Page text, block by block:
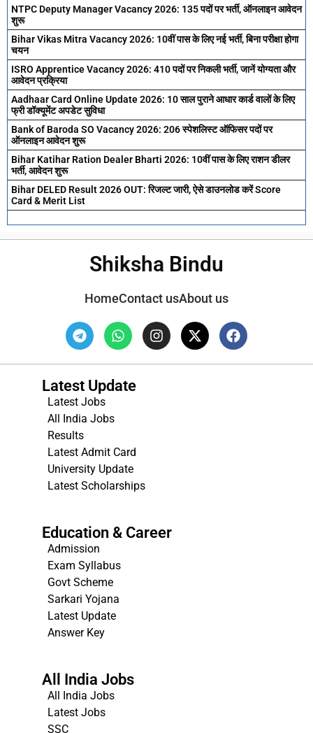
NTPC Deputy Manager Vacancy 2026: 135 पदों पर भर्ती, ऑनलाइन आवेदन
शुरू
Bihar Vikas Mitra Vacancy 2026: 10वीं पास के लिए नई भर्ती, बिना परीक्षा होगा
चयन
ISRO Apprentice Vacancy 2026: 410 पदों पर निकली भर्ती, जानें योग्यता और
आवेदन प्रक्रिया
Aadhaar Card Online Update 2026: 10 साल पुराने आधार कार्ड वालों के लिए
फ्री डॉक्यूमेंट अपडेट सुविधा
Bank of Baroda SO Vacancy 2026: 206 स्पेशलिस्ट ऑफिसर पदों पर
ऑनलाइन आवेदन शुरू
Bihar Katihar Ration Dealer Bharti 2026: 10वीं पास के लिए राशन डीलर
भर्ती, आवेदन शुरू
Bihar DELED Result 2026 OUT: रिजल्ट जारी, ऐसे डाउनलोड करें Score
Card & Merit List
Shiksha Bindu
HomeContact usAbout us
Latest Update
Latest Jobs
All India Jobs
Results
Latest Admit Card
University Update
Latest Scholarships
Education & Career
Admission
Exam Syllabus
Govt Scheme
Sarkari Yojana
Latest Update
Answer Key
All India Jobs
All India Jobs
Latest Jobs
SSC